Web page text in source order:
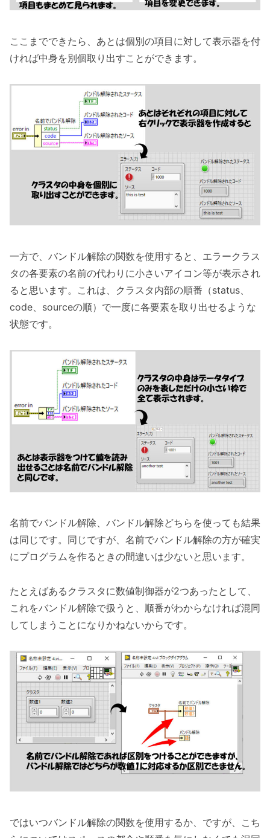
ここまでできたら、あとは個別の項目に対して表示器を付
ければ中身を別個取り出すことができます。
一方で、バンドル解除の関数を使用すると、エラークラス
タの各要素の名前の代わりに小さいアイコン等が表示され
ると思います。これは、クラスタ内部の順番（status、
code、sourceの順）で一度に各要素を取り出せるような
状態です。
名前でバンドル解除、バンドル解除どちらを使っても結果
は同じです。同じですが、名前でバンドル解除の方が確実
にプログラムを作るときの間違いは少ないと思います。
たとえばあるクラスタに数値制御器が2つあったとして、
これをバンドル解除で扱うと、順番がわからなければ混同
してしまうことになりかねないからです。
ではいつバンドル解除の関数を使用するか、ですが、こち